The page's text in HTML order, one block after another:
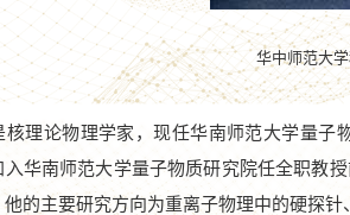
华中师范大
核理论物理学家，现任华南师范大学量子
入华南师范大学量子物质研究院任全职教
他的主要研究方向为重离子物理中的硬探